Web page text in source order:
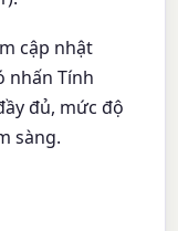
cập nhật
nhấn Tính
đủ, mức độ
sàng.